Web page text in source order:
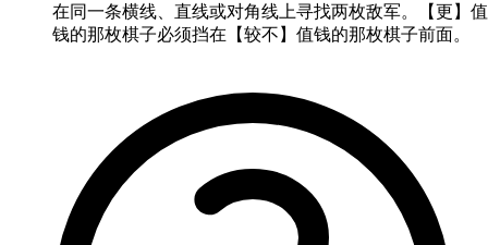
在同一条横线、直线或对角线上寻找两枚敌军。【更】值
钱的那枚棋子必须挡在【较不】值钱的那枚棋子前面。